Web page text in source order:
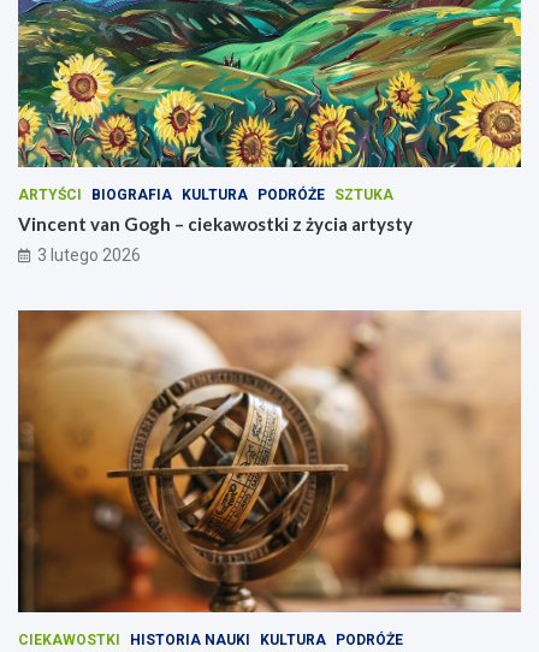
ARTYŚCI BIOGRAFIA KULTURA PODRÓŻE SZTUKA
Vincent van Gogh – ciekawostki z życia artysty
3 lutego 2026
CIEKAWOSTKI HISTORIA NAUKI KULTURA
PODRÓŻE